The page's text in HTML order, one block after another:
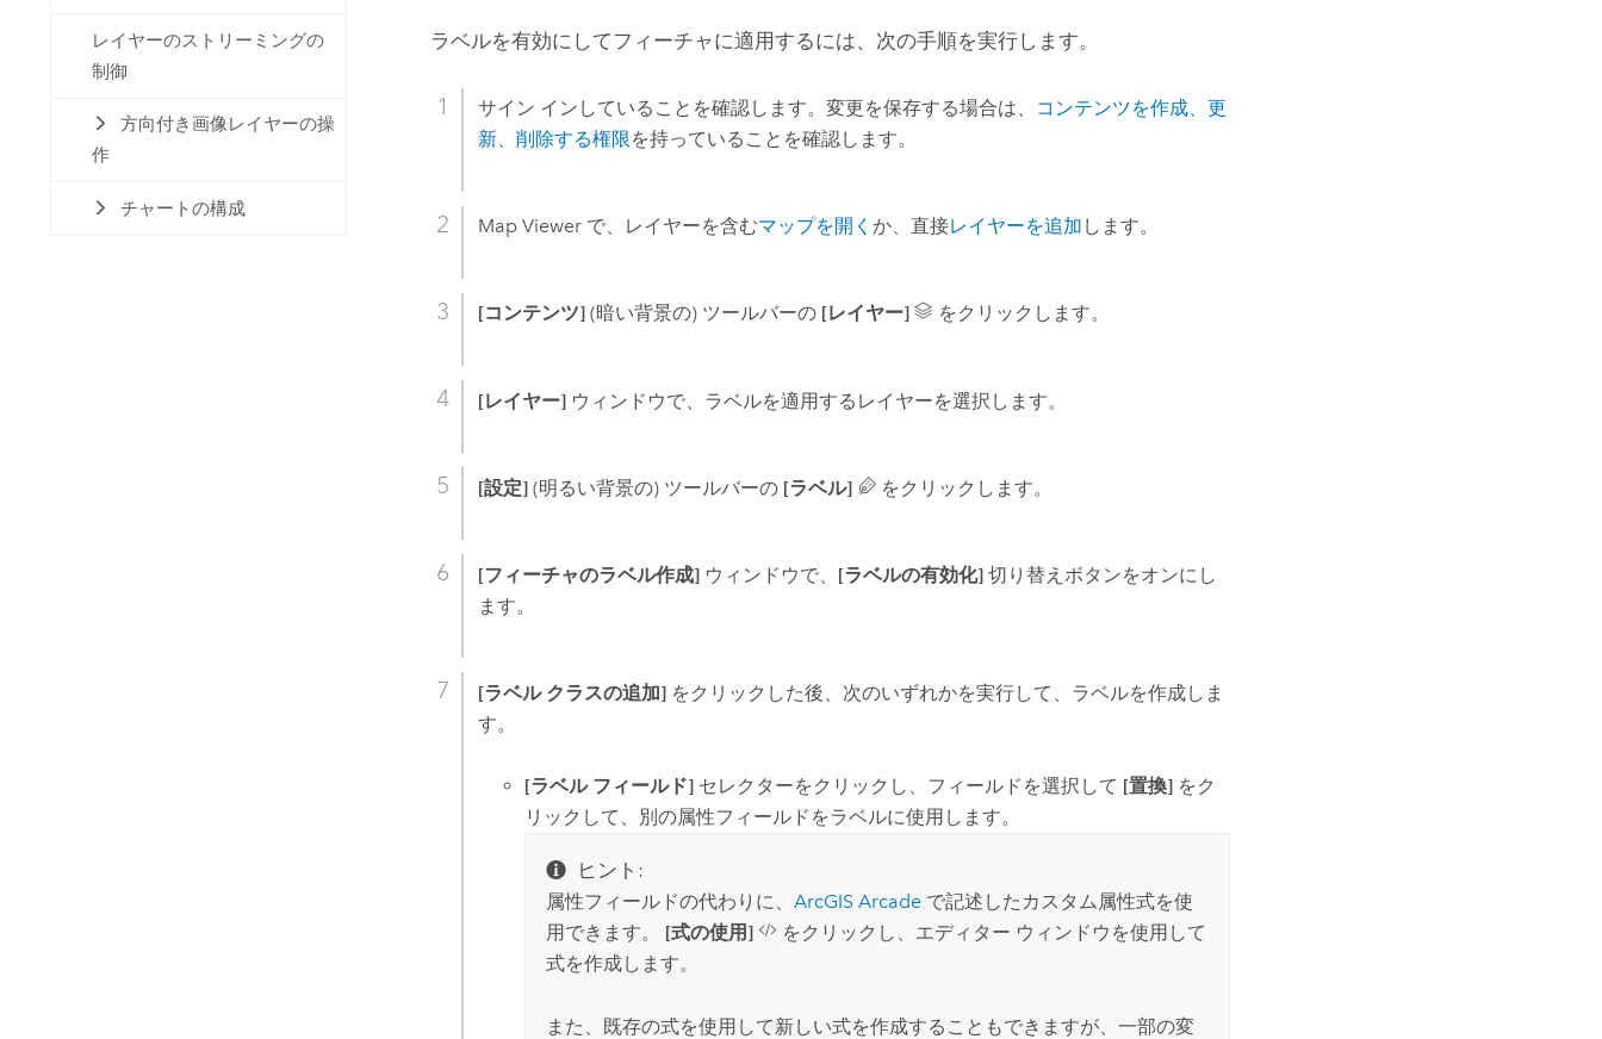
レイヤーのストリーミングの
制御
方向付き画像レイヤーの操
作
チャートの構成
ラベルを有効にしてフィーチャに適用するには、次の手順を実行します。
サイン インしていることを確認します。変更を保存する場合は、 コンテンツを作成、更
新、削除する権限を持っていることを確認します。
Map Viewer で、レイヤーを含むマップを開くか、直接レイヤーを追加 します。
[コンテンツ] (暗い背景の) ツールバーの [レイヤー] をクリックします。
[レイヤー] ウィンドウで、ラベルを適用するレイヤーを選択します。
[設定] (明るい背景の) ツールバーの [ラベル] をクリックします。
[フィーチャのラベル作成] ウィンドウで、 [ラベルの有効化] 切り替えボタンをオンにし
ます。
[ラベル クラスの追加] をクリックした後、次のいずれかを実行して、ラベルを作成しま
す。
[ラベル フィールド]セレクターをクリックし、フィールドを選択して [置換]をク
リックして、別の属性フィールドをラベルに使用します。
ヒント:
属性フィールドの代わりに、ArcGIS Arcade で記述したカスタム属性式を使
用できます。 [式の使用]
をクリックし、エディター ウィンドウを使用して
式を作成します。
また、既存の式を使用して新しい式を作成することもできますが、一部の変